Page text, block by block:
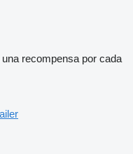
recompensa por cada